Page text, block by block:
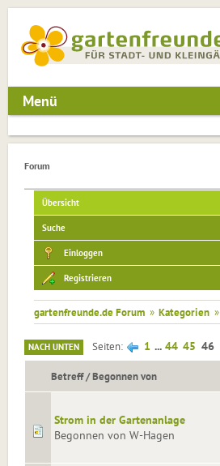
Menü
Forum
Übersicht
Suche
Einloggen
Registrieren
gartenfreunde.de Forum » Kategorien »
NACH UNTEN Seiten 1 ... 44 45 46
Betreff/Begonnen von
Strom in der Gartenanlage
Begonnen von W-Hagen